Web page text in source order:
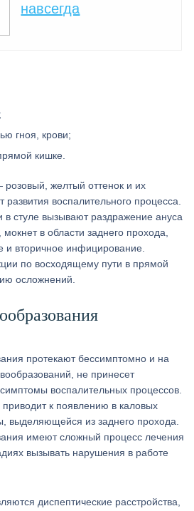
навсегда
гноя, крови;
кишке.
желтый оттенок и их
развития воспалительного процесса.
в стуле вызывают раздражение ануса
мокнет в области заднего прохода,
и вторичное инфицирование.
по восходящему пути в прямой
осложнений.
протекают бессимптомно и на
не принесет
воспалительных процессов.
к появлению в каловых
выделяющейся из заднего прохода.
имеют сложный процесс лечения
вызывать нарушения в работе
диспептические расстройства,